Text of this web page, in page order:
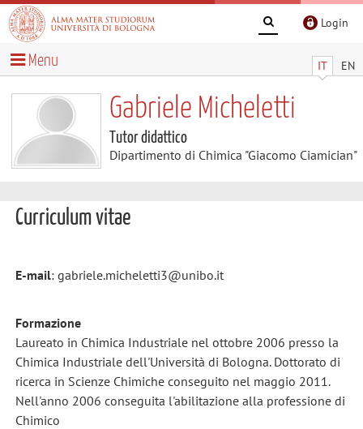
Login
IT EN
Menu
Gabriele Micheletti
Tutor didattico
Dipartimento di Chimica "Giacomo Ciamician"
Curriculum vitae
E-mail: gabriele.micheletti3@unibo.it
Formazione
Laureato in Chimica Industriale nel ottobre 2006 presso la
Chimica Industriale dell'Università di Bologna. Dottorato di
ricerca in Scienze Chimiche conseguito nel maggio 2011.
Nell'anno 2006 conseguita l'abilitazione alla professione di
Chimico